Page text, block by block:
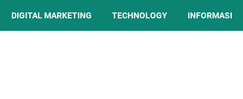
DIGITAL MARKETING TECHNOLOGY INFORMASI